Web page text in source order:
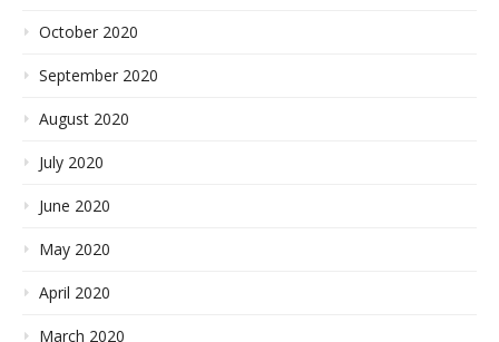
October 2020
September 2020
August 2020
July 2020
June 2020
May 2020
April 2020
March 2020